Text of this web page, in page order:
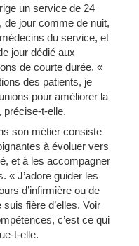
un service de 24
de jour comme de nuit,
du service, et
jour dédié aux
de courte durée. «
des patients, je
pour améliorer la
précise-t-elle.
son métier consiste
à évoluer vers
et à les accompagner
« J’adore guider les
d’infirmière ou de
fière d’elles. Voir
c’est ce qui
t-elle.